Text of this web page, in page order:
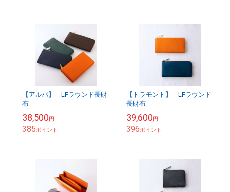
【アルバ】 LFラウンド長財
布
38,500円
385ポイント
【トラモント】 LFラウンド
長財布
39,600円
396ポイント